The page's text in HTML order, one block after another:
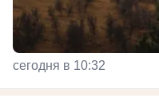
сегодня в 10:32